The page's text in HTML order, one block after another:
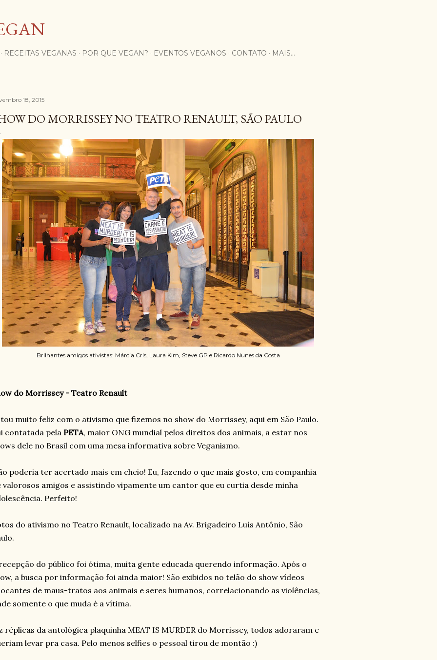
RECEITAS VEGANAS POR QUE VEGAN? EVENTOS VEGANOS CONTATO MAIS…
18, 2015
DO MORRISSEY NO TEATRO RENAULT, SÃO PAULO
Brilhantes amigos ativistas: Márcia Cris, Laura Kim, Steve GP e Ricardo Nunes da Costa
do Morrissey - Teatro Renault
muito feliz com o ativismo que fizemos no show do Morrissey, aqui em São Paulo.
contatada pela PETA, maior ONG mundial pelos direitos dos animais, a estar nos
dele no Brasil com uma mesa informativa sobre Veganismo.
poderia ter acertado mais em cheio! Eu, fazendo o que mais gosto, em companhia
valorosos amigos e assistindo vipamente um cantor que eu curtia desde minha
Perfeito!
do ativismo no Teatro Renault, localizado na Av. Brigadeiro Luís Antônio, São
do público foi ótima, muita gente educada querendo informação. Após o
a busca por informação foi ainda maior! São exibidos no telão do show vídeos
de maus-tratos aos animais e seres humanos, correlacionando as violências,
somente o que muda é a vítima.
réplicas da antológica plaquinha MEAT IS MURDER do Morrissey, todos adoraram e
levar pra casa. Pelo menos selfies o pessoal tirou de montão :)